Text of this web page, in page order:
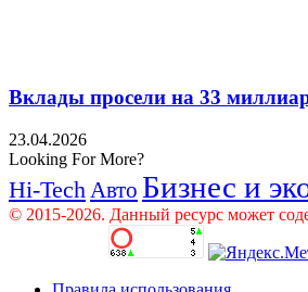
Вклады просели на 33
23.04.2026
Looking For More?
Hi-Tech Авто Бизнес и
© 2015-2026. Данный ресурс может